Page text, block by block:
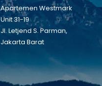
Apartemen Westmark
Unit 31-19
Jl. Letjend S. Parman,
Jakarta Barat